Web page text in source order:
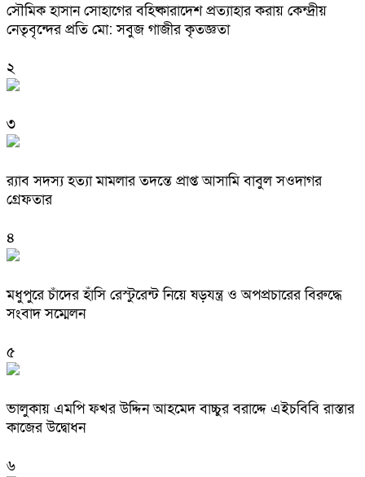
সৌমিক হাসান সোহাগের বহিষ্কারাদেশ প্রত্যাহার করায় কেন্দ্রীয়
নেতৃবৃন্দের প্রতি মো: সবুজ গাজীর কৃতজ্ঞতা
২
৩
র‌্যাব সদস্য হত্যা মামলার তদন্তে প্রাপ্ত আসামি বাবুল সওদাগর
গ্রেফতার
৪
মধুপুরে চাঁদের হাঁসি রেস্টুরেন্ট নিয়ে ষড়যন্ত্র ও অপপ্রচারের বিরুদ্ধে
সংবাদ সম্মেলন
৫
ভালুকায় এমপি ফখর উদ্দিন আহমেদ বাচ্চুর বরাদ্দে এইচবিবি রাস্তার
কাজের উদ্বোধন
৬